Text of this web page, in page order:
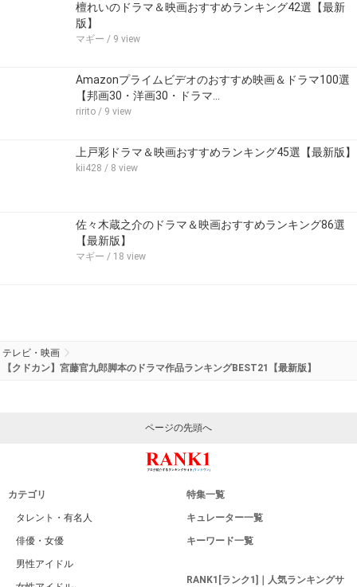
檀れいのドラマ＆映画おすすめランキング42選【最新
版】
マギー / 9 view
Amazonプライムビデオのおすすめ映画＆ドラマ100選
【邦画30・洋画30・ドラマ…
ririto / 9 view
上戸彩ドラマ＆映画おすすめランキング45選【最新版】
kii428 / 8 view
佐々木蔵之介のドラマ＆映画おすすめランキング86選
【最新版】
マギー / 18 view
テレビ・映画
【クドカン】宮藤官九郎脚本のドラマ作品ランキングBEST21【最新版】
ページの先頭へ
カテゴリ
タレント・有名人
俳優・女優
男性アイドル
特集一覧
キュレーター一覧
キーワード一覧
RANK1[ランク1]｜人気ランキングサ